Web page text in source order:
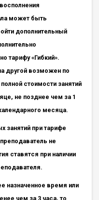
может быть
дополнительный
тарифу «Гибкий».
другой возможен по
стоимости занятий
не позднее чем за 1
месяца.
занятий при тарифе
не
ставятся при наличии
назначенное время или
чем за 3 часа, то